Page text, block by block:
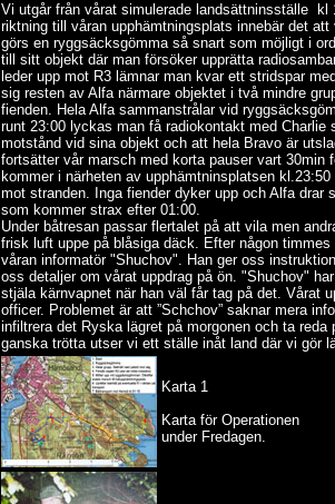
Vi utgår från vårat simulerade landsättninsställe
kl
riktning till våran upphämtningsplats innebär det
görs en ryggsäcksgömma så snart som möjligt i
till sitt objekt där man försöker upprätta
leder upp mot R3 lämnar man kvar ett stridspar
sig resten av Alfa närmare objektet i två mindre
fienden. Hela Alfa sammanstrålar vid
runt 23:00 lyckas man få radiokontakt med
motstånd vid sina objekt och att hela Bravo är
fortsätter vår marsch med korta pauser vart
kommer i närheten av upphämtninsplatsen
mot stranden. Inga fiender dyker upp och Alfa
som kommer strax efter 01:00.
Under båtresan passar flertalet på att vila men
frisk luft uppe på blåsiga däck. Efter någon
våran informatör "Shuchov". Han ger oss
oss detaljer om vårat uppdrag på ön. "Shuchov"
stjäla kärnvapnet när han väl får tag på det. Vårat
officer. Problemet är att ”Schchov” saknar mera
infiltrera det Ryska lägret på morgonen och ta
ganska trötta utser vi ett ställe inåt land där vi gör
Karta 1
Karta för Operationen
under Fredagen.